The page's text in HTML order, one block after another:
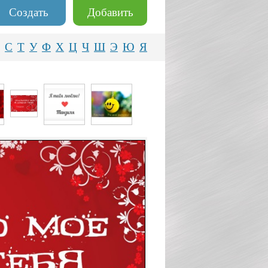
Добавить
Создать
С Т У Ф Х Ц Ч Ш Э Ю Я